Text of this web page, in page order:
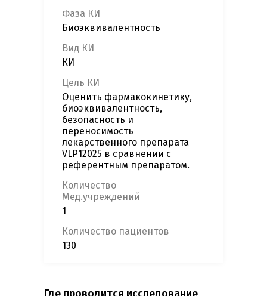
Фаза КИ
Биоэквивалентность
Вид КИ
КИ
Цель КИ
Оценить фармакокинетику,
биоэквивалентность,
безопасность и
переносимость
лекарственного препарата
VLP12025 в сравнении с
референтным препаратом.
Количество
Мед.учреждений
1
Количество пациентов
130